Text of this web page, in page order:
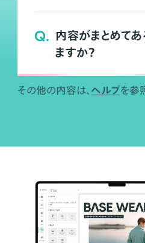
Q. 内容がまとめて
ますか？
その他の内容は、 ヘルプを参